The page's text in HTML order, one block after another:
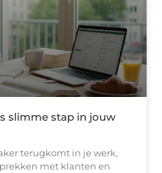
slimme stap in jouw
terugkomt in je werk,
met klanten en